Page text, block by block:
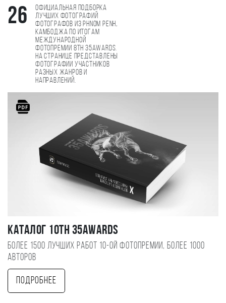
26
Официальная подборка
лучших фотографий
фотографов из Phnom Penh,
Камбоджа по итогам
международной
фотопремии 8th 35AWARDS.
На странице представлены
фотографии участников
разных жанров и
направлений.
Каталог 10TH 35AWARDS
Более 1500 лучших работ 10-ой фотопремии, более 1000
авторов
Подробнее